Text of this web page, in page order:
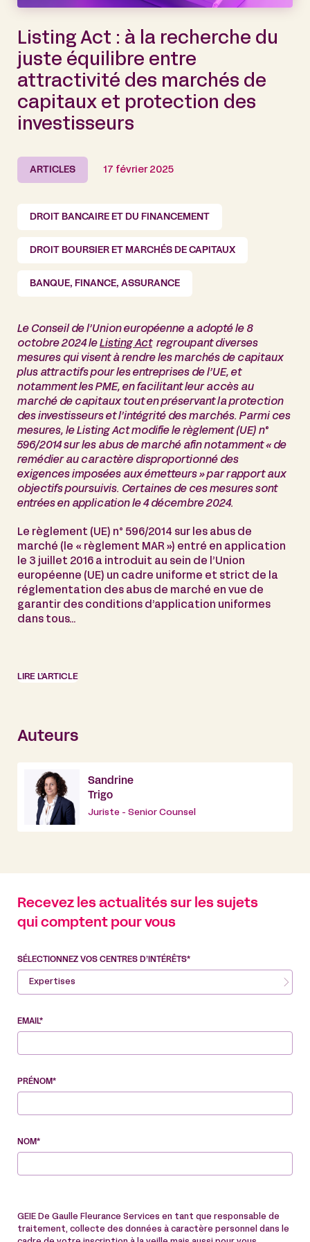
Listing Act : à la recherche du
juste équilibre entre
attractivité des marchés de
capitaux et protection des
investisseurs
ARTICLES 17 février 2025
DROIT BANCAIRE ET DU FINANCEMENT
DROIT BOURSIER ET MARCHÉS DE CAPITAUX
BANQUE, FINANCE, ASSURANCE
Le Conseil de l’Union européenne a adopté le 8
octobre 2024 le Listing Actregroupant diverses
mesures qui visent à rendre les marchés de capitaux
plus attractifs pour les entreprises de l’UE, et
notamment les PME, en facilitant leur accès au
marché de capitaux tout en préservant la protection
des investisseurs et l’intégrité des marchés. Parmi ces
mesures, le Listing Act modifie le règlement (UE) n°
596/2014 sur les abus de marché afin notamment « de
remédier au caractère disproportionné des
exigences imposées aux émetteurs » par rapport aux
objectifs poursuivis. Certaines de ces mesures sont
entrées en application le 4 décembre 2024.
Le règlement (UE) n° 596/2014 sur les abus de
marché (le « règlement MAR ») entré en application
le 3 juillet 2016 a introduit au sein de l’Union
européenne (UE) un cadre uniforme et strict de la
réglementation des abus de marché en vue de
garantir des conditions d’application uniformes
dans tous…
LIRE L’ARTICLE
Auteurs
Sandrine
Trigo
Juriste - Senior Counsel
Recevez les actualités sur les sujets
qui comptent pour vous
SÉLECTIONNEZ VOS CENTRES D’INTÉRÊTS*
Expertises
EMAIL*
PRÉNOM*
NOM*
GEIE De Gaulle Fleurance Services en tant que responsable de
traitement, collecte des données à caractère personnel dans le